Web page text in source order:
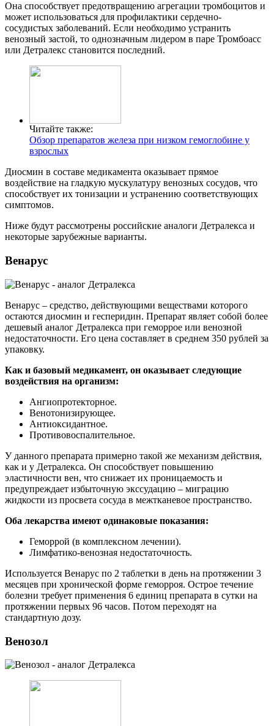
Она способствует предотвращению агрегации тромбоцитов и
может использоваться для профилактики сердечно-
сосудистых заболеваний. Если необходимо устранить
венозный застой, то однозначным лидером в паре Тромбоасс
или Детралекс становится последний.
Читайте также:
Обзор препаратов железа при низком гемоглобине у
взрослых
Диосмин в составе медикамента оказывает прямое
воздействие на гладкую мускулатуру венозных сосудов, что
способствует их тонизации и устранению соответствующих
симптомов.
Ниже будут рассмотрены российские аналоги Детралекса и
некоторые зарубежные варианты.
Венарус
Венарус – средство, действующими веществами которого
остаются диосмин и гесперидин. Препарат являет собой более
дешевый аналог Детралекса при геморрое или венозной
недостаточности. Его цена составляет в среднем 350 рублей за
упаковку.
Как и базовый медикамент, он оказывает следующие
воздействия на организм:
Ангиопротекторное.
Венотонизирующее.
Антиоксидантное.
Противовоспалительное.
У данного препарата примерно такой же механизм действия,
как и у Детралекса. Он способствует повышению
эластичности вен, что снижает их проницаемость и
предупреждает избыточную экссудацию – миграцию
жидкости из просвета сосуда в межтканевое пространство.
Оба лекарства имеют одинаковые показания:
Геморрой (в комплексном лечении).
Лимфатико-венозная недостаточность.
Используется Венарус по 2 таблетки в день на протяжении 3
месяцев при хронической форме геморроя. Острое течение
болезни требует применения 6 единиц препарата в сутки на
протяжении первых 96 часов. Потом переходят на
стандартную дозу.
Венозол